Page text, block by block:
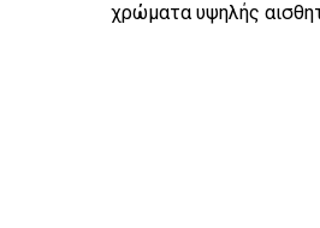
χρώματα υψηλής